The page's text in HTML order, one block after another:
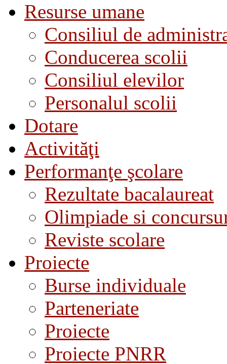
Resurse umane
Consiliul de
Conducerea scolii
Consiliul elevilor
Personalul scolii
Dotare
Activităţi
Performanţe şcolare
Rezultate bacalaureat
Olimpiade si
Reviste scolare
Proiecte
Burse individuale
Parteneriate
Proiecte
Proiecte PNRR